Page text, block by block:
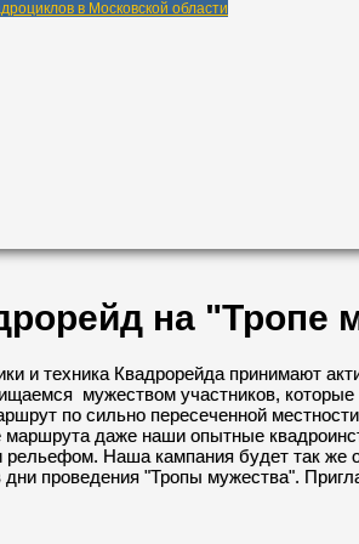
на "Тропе
и техника Квадрорейда принимают
мужеством участников,
по сильно пересеченной
маршрута даже наши опытные
Наша кампания будет так же
проведения "Тропы мужества".